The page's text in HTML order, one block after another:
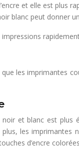
et elle est plus
blanc peut donner
les imprimantes
et blanc est plus
les imprimantes
d’encre